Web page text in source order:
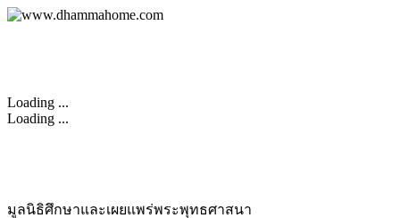
Loading ...
Loading ...
มูลนิธิศึกษาและเผยแพร่พระพุทธศาสนา